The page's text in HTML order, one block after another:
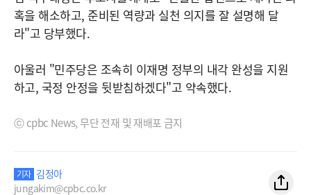
혹을 해소하고, 준비된 역량과 실천 의지를 잘 설명해 달
라"고 당부했다.
아울러 "민주당은 조속히 이재명 정부의 내각 완성을 지원
하고, 국정 안정을 뒷받침하겠다"고 약속했다.
ⓒ cpbc News, 무단 전재 및 재배포 금지
기자 김정아
jungakim@cpbc.co.kr